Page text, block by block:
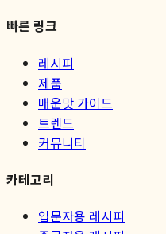
빠른 링크
레시피
제품
매운맛 가이드
트렌드
커뮤니티
카테고리
입문자용 레시피